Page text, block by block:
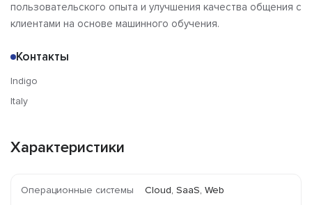
пользовательского опыта и улучшения качества общения с
клиентами на основе машинного обучения.
Контакты
Indigo
Italy
Характеристики
Операционные системы Cloud, SaaS, Web